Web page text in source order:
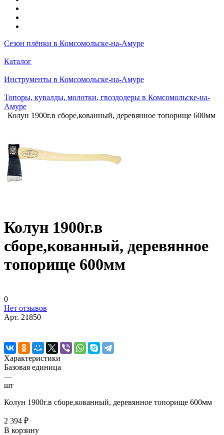
Сезон плёнки в Комсомольске-на-Амуре
Каталог
Инструменты в Комсомольске-на-Амуре
Топоры, кувалды, молотки, гвоздодеры в Комсомольске-на-
Амуре
Колун 1900г.в сборе,кованный, деревянное топорище 600мм
Колун 1900г.в
сборе,кованный, деревянное
топорище 600мм
0
Нет отзывов
Арт. 21850
Характеристики
Базовая единица
—
шт
Колун 1900г.в сборе,кованный, деревянное топорище 600мм
2 394 ₽
В корзину